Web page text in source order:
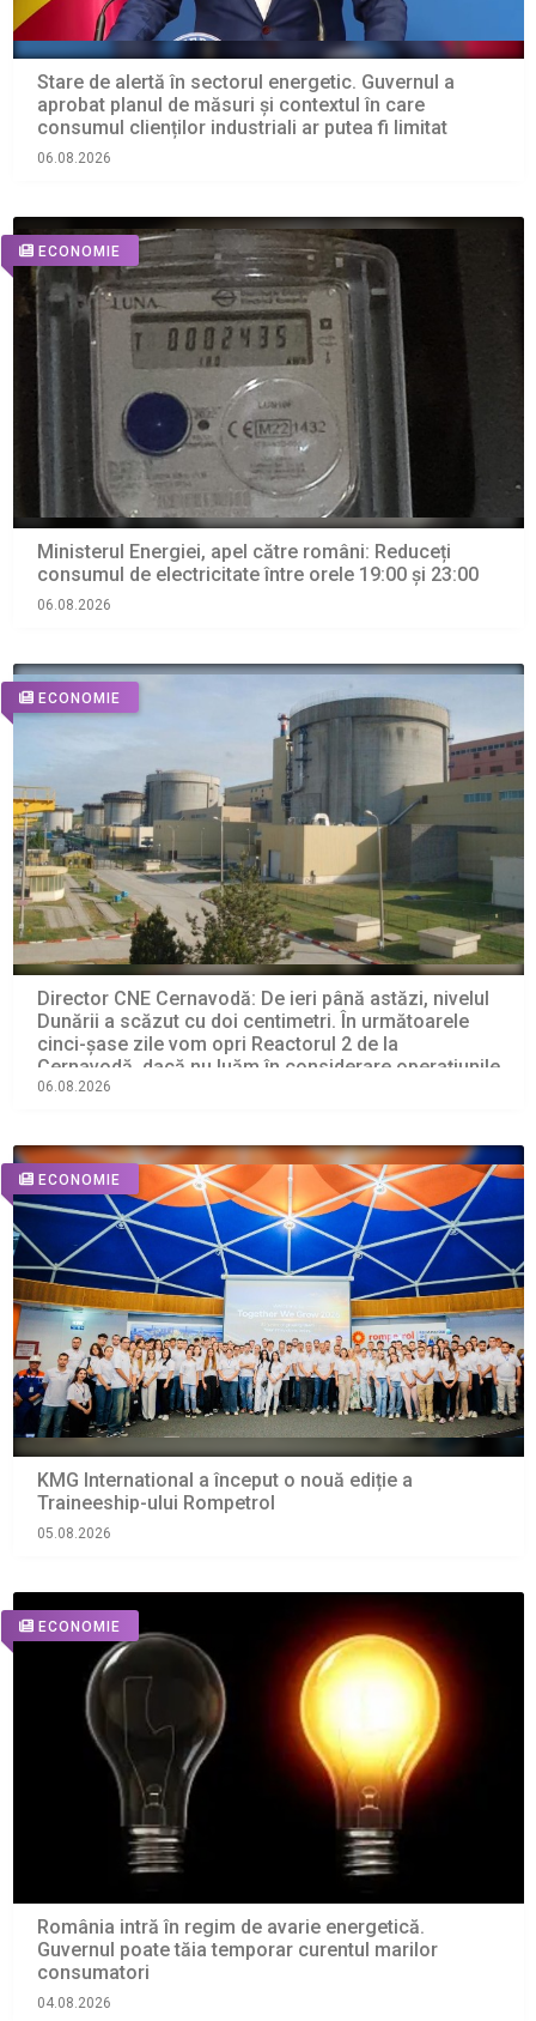
Stare de alertă în sectorul energetic. Guvernul a
aprobat planul de măsuri și contextul în care
consumul clienților industriali ar putea fi limitat
06.08.2026
ECONOMIE
Ministerul Energiei, apel către români: Reduceți
consumul de electricitate între orele 19:00 și 23:00
06.08.2026
ECONOMIE
Director CNE Cernavodă: De ieri până astăzi, nivelul
Dunării a scăzut cu doi centimetri. În următoarele
cinci-şase zile vom opri Reactorul 2 de la
Cernavodă, dacă nu luăm în considerare operaţiunile
de astăzi cu barjele
06.08.2026
ECONOMIE
KMG International a început o nouă ediție a
Traineeship-ului Rompetrol
05.08.2026
ECONOMIE
România intră în regim de avarie energetică.
Guvernul poate tăia temporar curentul marilor
consumatori
04.08.2026